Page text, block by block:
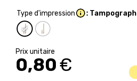
Type d'impression :
0,80€